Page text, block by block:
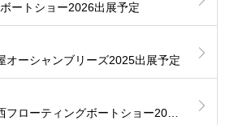
ートショー2026出展予定
オーシャンブリーズ2025出展予定